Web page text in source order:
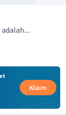
Klaim